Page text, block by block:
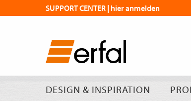
DESIGN & INSPIRATION
SUPPORT CENTER | hier anmelden